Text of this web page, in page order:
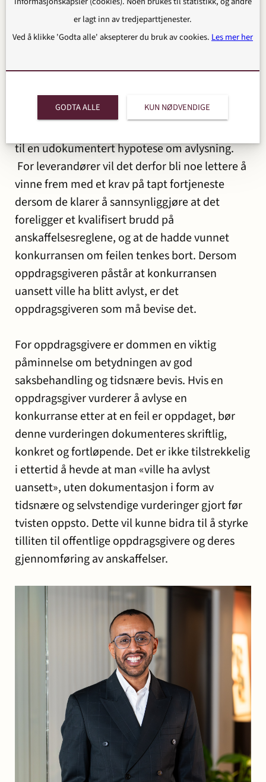
Avgjørelsen er et betydelig gjennomslag for
leverandørsiden. Den viser hvilken preventiv
Oppdragsgiver kan ikke lenger «skylde» på at
til en udokumentert hypotese om avlysning.
For leverandører vil det derfor bli noe lettere å
vinne frem med et krav på tapt fortjeneste
dersom de klarer å sannsynliggjøre at det
foreligger et kvalifisert brudd på
anskaffelsesreglene, og at de hadde vunnet
konkurransen om feilen tenkes bort. Dersom
oppdragsgiveren påstår at konkurransen
uansett ville ha blitt avlyst, er det
oppdragsgiveren som må bevise det.
For oppdragsgivere er dommen en viktig
påminnelse om betydningen av god
saksbehandling og tidsnære bevis. Hvis en
oppdragsgiver vurderer å avlyse en
konkurranse etter at en feil er oppdaget, bør
denne vurderingen dokumenteres skriftlig,
konkret og fortløpende. Det er ikke tilstrekkelig
i ettertid å hevde at man «ville ha avlyst
uansett», uten dokumentasjon i form av
tidsnære og selvstendige vurderinger gjort før
tvisten oppsto. Dette vil kunne bidra til å styrke
tilliten til offentlige oppdragsgivere og deres
gjennomføring av anskaffelser.
er lagt inn av tredjeparttjenester.
Ved å klikke 'Godta alle' aksepterer du bruk av cookies. Les mer her
GODTA ALLE KUN NØDVENDIGE